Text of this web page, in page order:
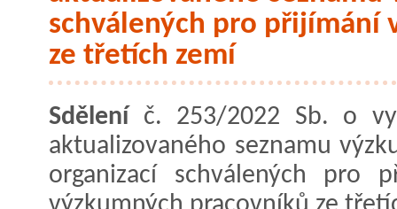
schválených pro přijímání
ze třetích zemí
Sdělení č. 253/2022 Sb. o
aktualizovaného seznamu
organizací schválených pro